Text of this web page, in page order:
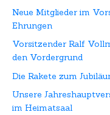
Neue Mitglieder im
Ehrungen
Vorsitzender Ralf
den Vordergrund
Die Rakete zum
Unsere
im Heimatsaal